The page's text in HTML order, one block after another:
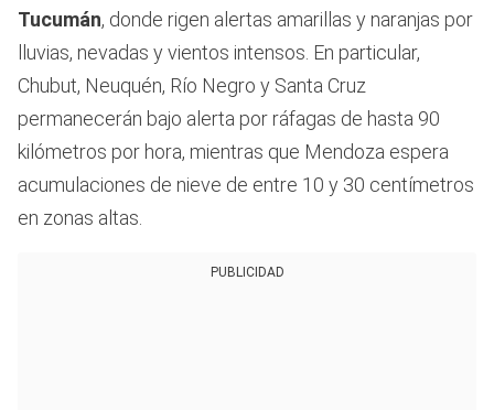
Tucumán, donde rigen alertas amarillas y naranjas por
lluvias, nevadas y vientos intensos. En particular,
Chubut, Neuquén, Río Negro y Santa Cruz
permanecerán bajo alerta por ráfagas de hasta 90
kilómetros por hora, mientras que Mendoza espera
acumulaciones de nieve de entre 10 y 30 centímetros
en zonas altas.
PUBLICIDAD